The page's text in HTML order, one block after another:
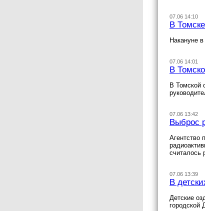
07.06 14:10
В
Накануне
07.06 14:01
В
В Томской
07.06 13:42
Выброс
Агентство
считалось
07.06 13:39
В
Детские
городской